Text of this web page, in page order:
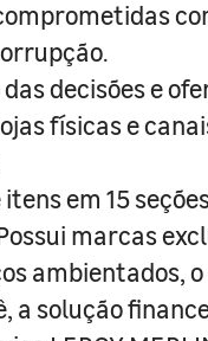
decisões e
físicas e
em 15
marcas
ambientados,
a solução